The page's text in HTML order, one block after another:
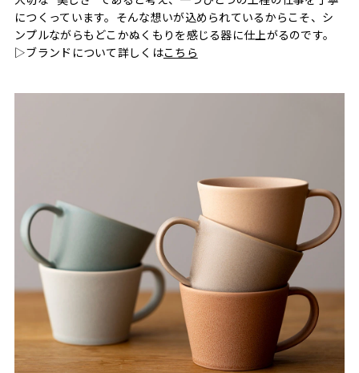
につくっています。そんな想いが込められているからこそ、シ
ンプルながらもどこかぬくもりを感じる器に仕上がるのです。
▷ブランドについて詳しくはこちら